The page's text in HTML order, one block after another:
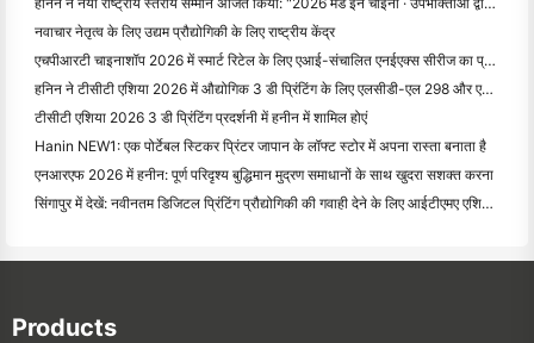
नवाचार नेतृत्व के लिए उद्यम प्रौद्योगिकी के लिए राष्ट्रीय केंद्र
एचपीआरटी चाइनाशॉप 2026 में स्मार्ट रिटेल के लिए एआई-संचालित एनईएक्स सीरीज का प्रदर्शन करता है
हनिन ने टीसीटी एशिया 2026 में औद्योगिक 3 डी प्रिंटिंग के लिए एलसीडी-एल 298 और एसजेएफ नवाचारों का अनावरण किया
टीसीटी एशिया 2026 3 डी प्रिंटिंग प्रदर्शनी में हनीन में शामिल होएं
Hanin NEW1: एक पोर्टेबल स्टिकर प्रिंटर जापान के लॉफ्ट स्टोर में अपना रास्ता बनाता है
एनआरएफ 2026 में हनीन: पूर्ण परिदृश्य बुद्धिमान मुद्रण समाधानों के साथ खुदरा सशक्त करना
सिंगापुर में देखें: नवीनतम डिजिटल प्रिंटिंग प्रौद्योगिकी की गवाही देने के लिए आईटीएमए एशिया 2025 में हनीन में श
Products